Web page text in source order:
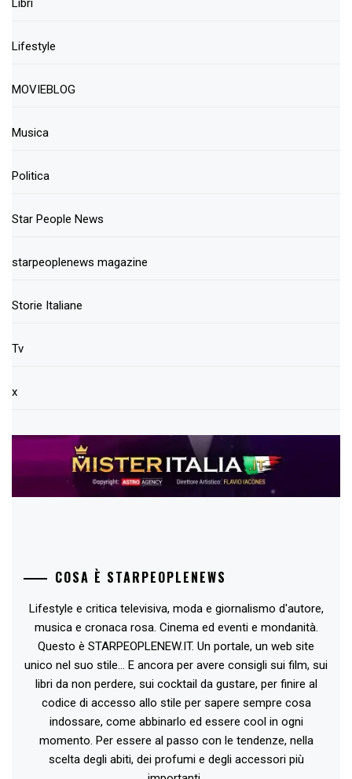
Lifestyle
MOVIEBLOG
Musica
Politica
Star People News
starpeoplenews magazine
Storie Italiane
Tv
x
COSA È STARPEOPLENEWS
Lifestyle e critica televisiva, moda e giornalismo d'autore,
musica e cronaca rosa. Cinema ed eventi e mondanità.
Questo è STARPEOPLENEW.IT. Un portale, un web site
unico nel suo stile... E ancora per avere consigli sui film, sui
libri da non perdere, sui cocktail da gustare, per finire al
codice di accesso allo stile per sapere sempre cosa
indossare, come abbinarlo ed essere cool in ogni
momento. Per essere al passo con le tendenze, nella
scelta degli abiti, dei profumi e degli accessori più